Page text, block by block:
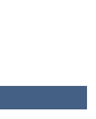
Unisex Sun